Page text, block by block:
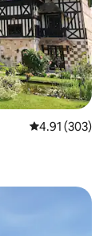
レビュー303
4.91 (303)